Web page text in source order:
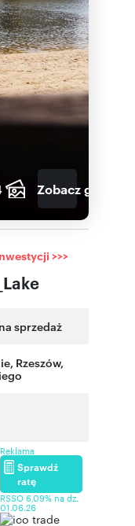
Zobacz galerię
>>>
sprzedaż
, Rzeszów,
Reklama
Sprawdź
ratę
RSSO 6,09% na dz.
01.06.26